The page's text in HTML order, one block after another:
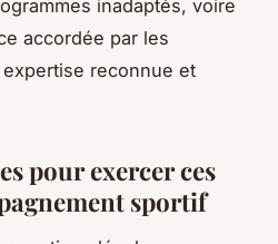
inadaptés, voire
accordée par les
reconnue et
pour exercer ces
sportif